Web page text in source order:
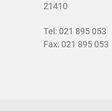
21410
Tel: 021 895 053
Fax: 021 895 053